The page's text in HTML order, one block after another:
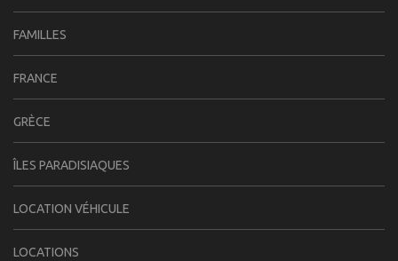
FAMILLES
FRANCE
GRÈCE
ÎLES PARADISIAQUES
LOCATION VÉHICULE
LOCATIONS